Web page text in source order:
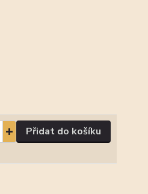
Přidat do košíku